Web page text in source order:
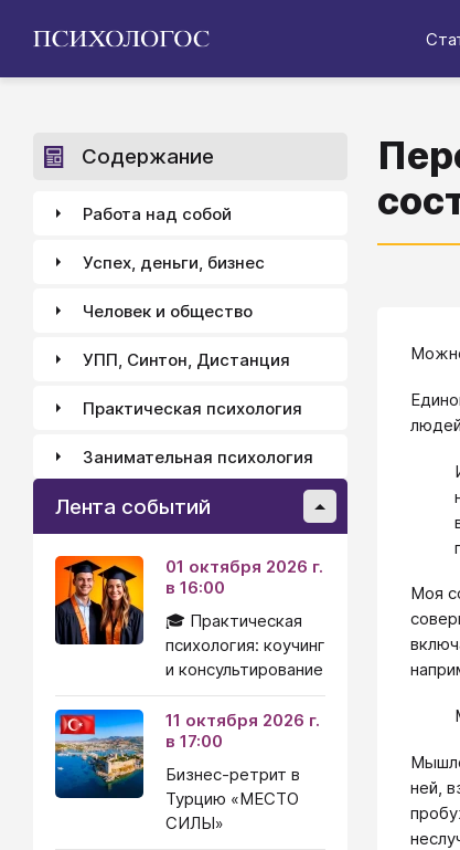
Моя
ней,
Содержание
Работа над собой
Успех, деньги, бизнес
Человек и общество
УПП, Синтон, Дистанция
Практическая психология
Занимательная психология
Лента событий
01 октября 2026 г.
в 16:00
🎓 Практическая
психология: коучинг
и консультирование
11 октября 2026 г.
в 17:00
Бизнес-ретрит в
Турцию «МЕСТО
СИЛЫ»